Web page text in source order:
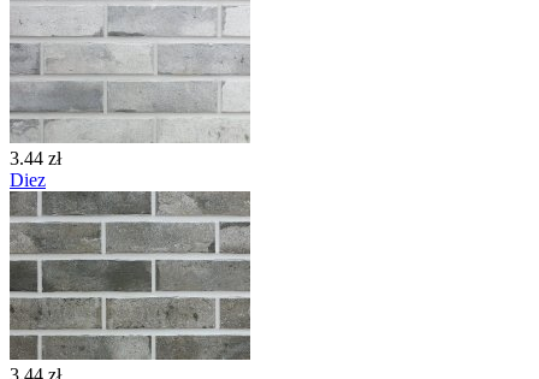
3.44 zł
Diez
3.44 zł